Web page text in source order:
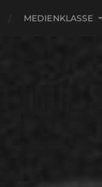
MEDIENKLASSE